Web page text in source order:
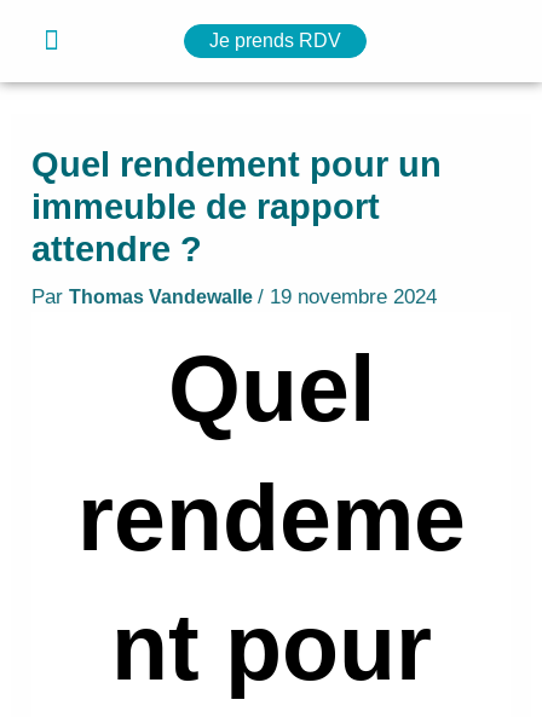
Menu Je prends RDV
Quel rendement pour un
immeuble de rapport
attendre ?
ParThomas Vandewalle/ 19 novembre 2024
Quel
rendeme
nt pour